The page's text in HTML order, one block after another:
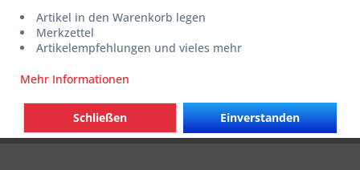
Artikel in den Warenkorb legen
Merkzettel
Artikelempfehlungen und vieles mehr
Mehr Informationen
Einverstanden
Schließen